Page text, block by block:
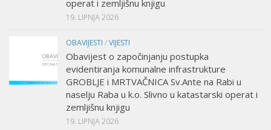
operat i zemljišnu knjigu
19. LIPNJA 2026
OBAVIJESTI /VIJESTI
Obavijest o započinjanju postupka
evidentiranja komunalne infrastrukture
GROBLJE i MRTVAČNICA Sv.Ante na Rabi u
naselju Raba u k.o. Slivno u katastarski operat i
zemljišnu knjigu
19. LIPNJA 2026